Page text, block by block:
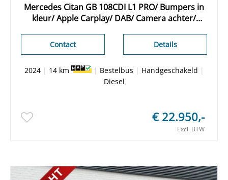
Mercedes Citan GB 108CDI L1 PRO/ Bumpers in
kleur/ Apple Carplay/ DAB/ Camera achter/
Rijklaarprijs/ Origineel NL/ NAP
Details
Contact
2024| 14 km | Bestelbus | Handgeschakeld |
Diesel
€ 22.950,-
Excl. BTW